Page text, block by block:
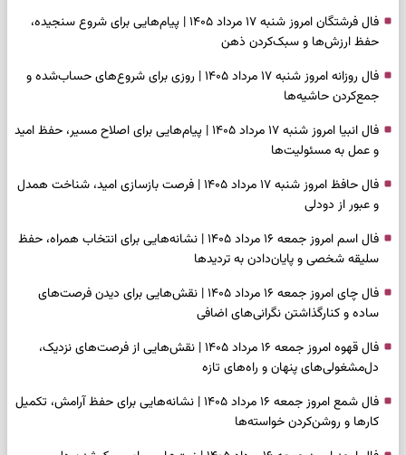
فال فرشتگان امروز شنبه ۱۷ مرداد ۱۴۰۵ | پیام‌هایی برای شروع سنجیده،
حفظ ارزش‌ها و سبک‌کردن ذهن
فال روزانه امروز شنبه ۱۷ مرداد ۱۴۰۵ | روزی برای شروع‌های حساب‌شده و
جمع‌کردن حاشیه‌ها
فال انبیا امروز شنبه ۱۷ مرداد ۱۴۰۵ | پیام‌هایی برای اصلاح مسیر، حفظ امید
و عمل به مسئولیت‌ها
فال حافظ امروز شنبه ۱۷ مرداد ۱۴۰۵ | فرصت بازسازی امید، شناخت همدل
و عبور از دودلی
فال اسم امروز جمعه ۱۶ مرداد ۱۴۰۵ | نشانه‌هایی برای انتخاب همراه، حفظ
سلیقه شخصی و پایان‌دادن به تردیدها
فال چای امروز جمعه ۱۶ مرداد ۱۴۰۵ | نقش‌هایی برای دیدن فرصت‌های
ساده و کنارگذاشتن نگرانی‌های اضافی
فال قهوه امروز جمعه ۱۶ مرداد ۱۴۰۵ | نقش‌هایی از فرصت‌های نزدیک،
دل‌مشغولی‌های پنهان و راه‌های تازه
فال شمع امروز جمعه ۱۶ مرداد ۱۴۰۵ | نشانه‌هایی برای حفظ آرامش، تکمیل
کارها و روشن‌کردن خواسته‌ها